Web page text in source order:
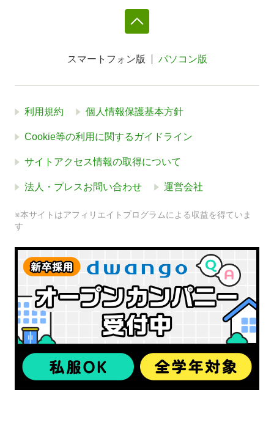
スマートフォン版 パソコン版
利用規約 個人情報保護基本方針
Cookie等の利用に関するガイドライン
サイトアクセス情報の取得について
法人・プレスお問い合わせ 運営会社
※本サイトはアフィリエイトプログラムによる収益を得ていま
す